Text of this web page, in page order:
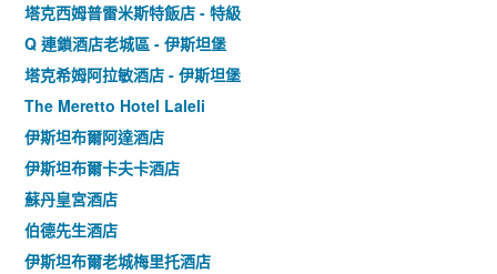
塔克西姆普雷米斯特飯店 - 特級
Q 連鎖酒店老城區 - 伊斯坦堡
塔克希姆阿拉敏酒店 - 伊斯坦堡
The Meretto Hotel Laleli
伊斯坦布爾阿達酒店
伊斯坦布爾卡夫卡酒店
蘇丹皇宮酒店
伯德先生酒店
伊斯坦布爾老城梅里托酒店